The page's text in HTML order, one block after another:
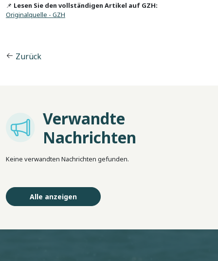
📌 Lesen Sie den vollständigen Artikel auf GZH:
Originalquelle - GZH
Zurück
Imagem
Verwandte
Nachrichten
Keine verwandten Nachrichten gefunden.
Alle anzeigen